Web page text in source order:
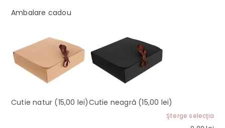
Ambalare cadou
Cutie natur (15,00 lei)Cutie neagră (15,00 lei)
Şterge selecţia